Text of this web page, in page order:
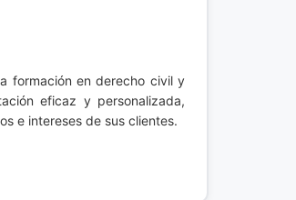
formación en derecho civil y
eficaz y personalizada,
e intereses de sus clientes.